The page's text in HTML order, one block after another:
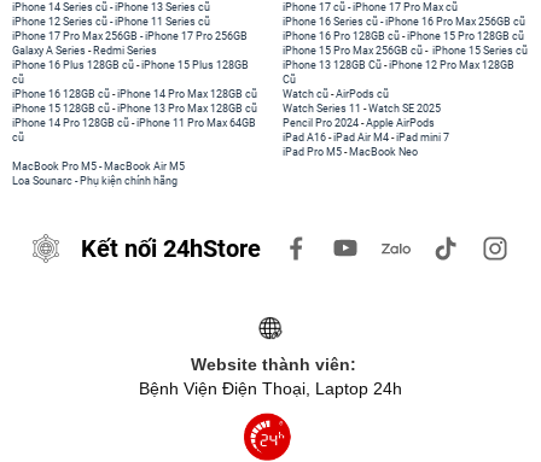
iPhone 14 Series cũ -iPhone 13 Series cũ
iPhone 12 Series cũ -iPhone 11 Series cũ
iPhone 17 Pro Max 256GB -iPhone 17 Pro 256GB
Galaxy A Series - Redmi Series
iPhone 17 cũ -iPhone 17 Pro Max cũ
iPhone 16 Series cũ - iPhone 16 Pro Max 256GB cũ
iPhone 16 Pro 128GB cũ -iPhone 15 Pro 128GB cũ
iPhone 15 Pro Max 256GB cũ - iPhone 15 Series cũ
iPhone 16 Plus 128GB cũ -iPhone 15 Plus 128GB
cũ
iPhone 16 128GB cũ -iPhone 14 Pro Max 128GB cũ
iPhone 15 128GB cũ -iPhone 13 Pro Max 128GB cũ
iPhone 14 Pro 128GB cũ -iPhone 11 Pro Max 64GB
cũ
iPhone 13 128GB Cũ -iPhone 12 Pro Max 128GB
Cũ
Watch cũ -AirPods cũ
Watch Series 11 -Watch SE 2025
Pencil Pro 2024 -Apple AirPods
iPad A16 -iPad Air M4 -iPad mini 7
iPad Pro M5 - MacBook Neo
MacBook Pro M5 - MacBook Air M5
Loa Sounarc - Phụ kiện chính hãng
Kết nối 24hStore
Website thành viên:
Bệnh Viện Điện Thoại, Laptop 24h